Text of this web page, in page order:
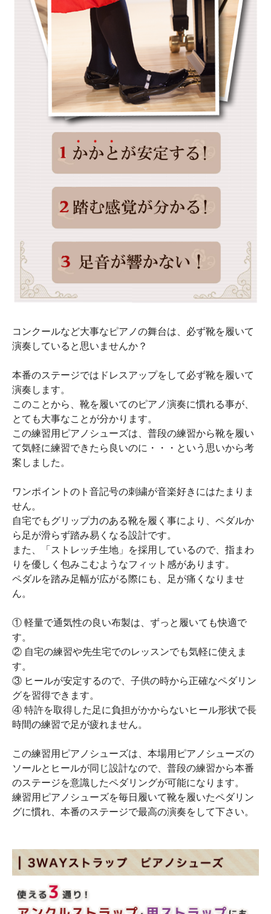
コンクールなど大事なピアノの舞台は、必ず靴を履いて
演奏していると思いませんか？
本番のステージではドレスアップをして必ず靴を履いて
演奏します。
このことから、靴を履いてのピアノ演奏に慣れる事が、
とても大事なことが分かります。
この練習用ピアノシューズは、普段の練習から靴を履い
て気軽に練習できたら良いのに・・・という思いから考
案しました。
ワンポイントのト音記号の刺繍が音楽好きにはたまりま
せん。
自宅でもグリップ力のある靴を履く事により、ペダルか
ら足が滑らず踏み易くなる設計です。
また、「ストレッチ生地」を採用しているので、指まわ
りを優しく包みこむようなフィット感があります。
ペダルを踏み足幅が広がる際にも、足が痛くなりませ
ん。
① 軽量で通気性の良い布製は、ずっと履いても快適で
す。
② 自宅の練習や先生宅でのレッスンでも気軽に使えま
す。
③ ヒールが安定するので、子供の時から正確なペダリン
グを習得できます。
④ 特許を取得した足に負担がかからないヒール形状で長
時間の練習で足が疲れません。
この練習用ピアノシューズは、本場用ピアノシューズの
ソールとヒールが同じ設計なので、普段の練習から本番
のステージを意識したペダリングが可能になります。
練習用ピアノシューズを毎日履いて靴を履いたペダリン
グに慣れ、本番のステージで最高の演奏をして下さい。